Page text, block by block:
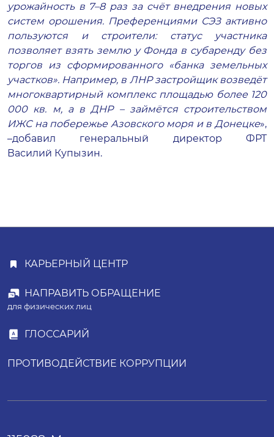
урожайность в 7–8 раз за счёт внедрения новых
систем орошения. Преференциями СЭЗ активно
пользуются и строители: статус участника
позволяет взять землю у Фонда в субаренду без
торгов из сформированного «банка земельных
участков». Например, в ЛНР застройщик возведёт
многоквартирный комплекс площадью более 120
000 кв. м, а в ДНР – займётся строительством
ИЖС на побережье Азовского моря и в Донецке»,
–добавил генеральный директор ФРТ
Василий Купызин.
КАРЬЕРНЫЙ ЦЕНТР
НАПРАВИТЬ ОБРАЩЕНИЕ
для физических лиц
ГЛОССАРИЙ
ПРОТИВОДЕЙСТВИЕ КОРРУПЦИИ